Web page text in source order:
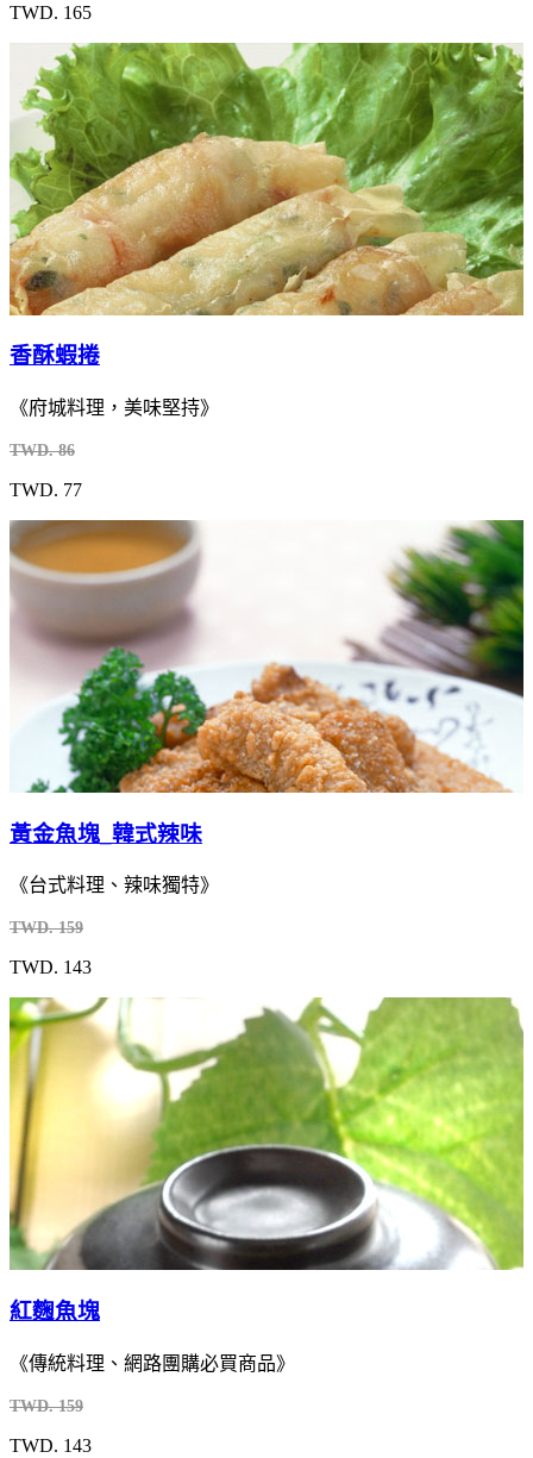
TWD. 165
香酥蝦捲
《府城料理，美味堅持》
TWD. 86
TWD. 77
黃金魚塊_韓式辣味
《台式料理、辣味獨特》
TWD. 159
TWD. 143
紅麴魚塊
《傳統料理、網路團購必買商品》
TWD. 159
TWD. 143